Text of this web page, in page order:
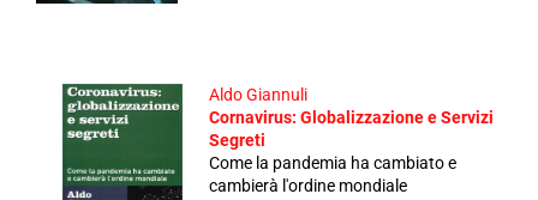
Aldo Giannuli
Cornavirus: Globalizzazione e Servizi
Segreti
Come la pandemia ha cambiato e
cambierà l'ordine mondiale